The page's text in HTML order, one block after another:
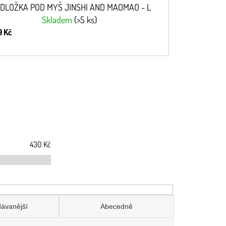
POD MYŠ JINSHI AND MAOMAO - L
Skladem (>5 ks)
Kč
430 Kč
Abecedně